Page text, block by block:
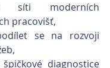
síti moderních
pracovišť,
se na rozvoji
diagnostice